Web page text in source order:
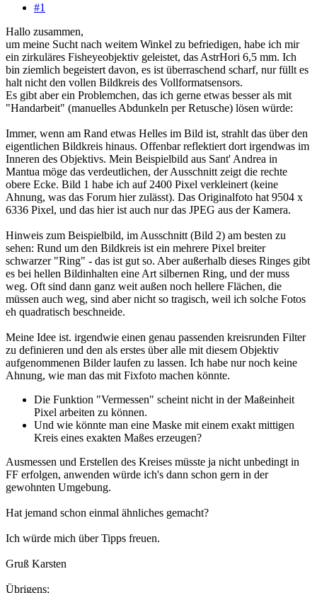
#1
Hallo zusammen,
um meine Sucht nach weitem Winkel zu befriedigen, habe ich mir
ein zirkuläres Fisheyeobjektiv geleistet, das AstrHori 6,5 mm. Ich
bin ziemlich begeistert davon, es ist überraschend scharf, nur füllt es
halt nicht den vollen Bildkreis des Vollformatsensors.
Es gibt aber ein Problemchen, das ich gerne etwas besser als mit
"Handarbeit" (manuelles Abdunkeln per Retusche) lösen würde:
Immer, wenn am Rand etwas Helles im Bild ist, strahlt das über den
eigentlichen Bildkreis hinaus. Offenbar reflektiert dort irgendwas im
Inneren des Objektivs. Mein Beispielbild aus Sant' Andrea in
Mantua möge das verdeutlichen, der Ausschnitt zeigt die rechte
obere Ecke. Bild 1 habe ich auf 2400 Pixel verkleinert (keine
Ahnung, was das Forum hier zulässt). Das Originalfoto hat 9504 x
6336 Pixel, und das hier ist auch nur das JPEG aus der Kamera.
Hinweis zum Beispielbild, im Ausschnitt (Bild 2) am besten zu
sehen: Rund um den Bildkreis ist ein mehrere Pixel breiter
schwarzer "Ring" - das ist gut so. Aber außerhalb dieses Ringes gibt
es bei hellen Bildinhalten eine Art silbernen Ring, und der muss
weg. Oft sind dann ganz weit außen noch hellere Flächen, die
müssen auch weg, sind aber nicht so tragisch, weil ich solche Fotos
eh quadratisch beschneide.
Meine Idee ist. irgendwie einen genau passenden kreisrunden Filter
zu definieren und den als erstes über alle mit diesem Objektiv
aufgenommenen Bilder laufen zu lassen. Ich habe nur noch keine
Ahnung, wie man das mit Fixfoto machen könnte.
Die Funktion "Vermessen" scheint nicht in der Maßeinheit
Pixel arbeiten zu können.
Und wie könnte man eine Maske mit einem exakt mittigen
Kreis eines exakten Maßes erzeugen?
Ausmessen und Erstellen des Kreises müsste ja nicht unbedingt in
FF erfolgen, anwenden würde ich's dann schon gern in der
gewohnten Umgebung.
Hat jemand schon einmal ähnliches gemacht?
Ich würde mich über Tipps freuen.
Gruß Karsten
Übrigens: